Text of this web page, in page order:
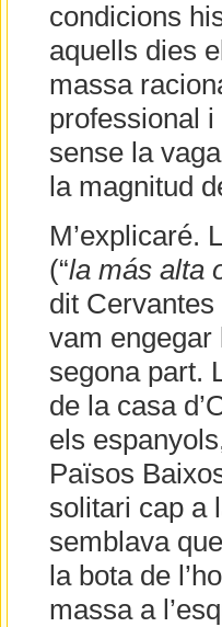
condicions
aquells dies
massa
professional i
sense la
la magnitud
M’explicaré.
(“la más alta
dit
vam engegar
segona part.
de la casa
els
Països
solitari cap a
semblava
la bota de
massa a